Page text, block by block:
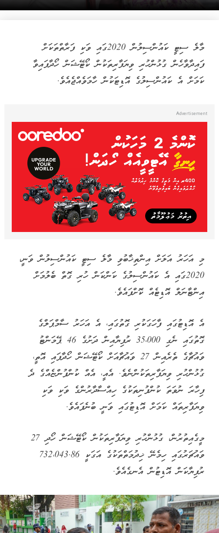
މާލެ ސިޓީ ކައުންސިލުން 2020ގައި ވަކި ފަރާތްތަކަށް
ފައިދާވާހެން ގުޅުންހުރި ވިޔަފާރިތަކުން ކޯޓޭޝަން ހޯދާފައިވާ
ކަމަށް އެ ކައުންސިލުގެ އޮޑިޓަކުން ހާމަވެއްޖެއެވެ.
މި އަހަރު އަލަށް އިންތިޚާބުވި މާލެ ސިޓީ ކައުންސިލުން ވަނީ،
2020ގައި އެ ކައުންސިލުގެ ކަންކަން ހުރި ގޮތް ބެލުމަށް
އިންޓާނަލް އޮޑިޓެއް ކޮށްފައެވެ.
އެ އޮޑިޓުގައި ފާހަގަކުރި ގޮތުގައި، އެ އަހަރު ސާމްޕަލްގެ
ގޮތުގައި ނެގި 35،000 ރުފިޔާއިން ދަށުގެ 46 ޕޭމަންޓު
ވައުޗާގެ ތެރެއިން 27 ވައުޗާއަށް ކޯޓޭޝަން ހޯދާފައި އޮތީ،
ގުޅުންހުރި ވިޔަފާރިތަކުންނެވެ. އެއީ، އެއް ކުންފުންޏެއްގެ ދެ
ފިހާރަ ނުވަތަ ކުންފުނިތަކުގެ ހިއްސާދާރުންގެ ވަކި ވަކި
ވިޔަފާރިތައް ކަމަށް އޮޑިޓުގައި ވަނީ ބުނެފައެވެ.
މީގެއިތުރުން، ގުޅުންހުރި ވިޔަފާރިތަކުން ކޯޓޭޝަން ހޯދި 27
ވައުޗަރުގައި ހިމެނޭ ޚިދުމަތްތަކުގެ އަގަކީ 732،043.86
ރުފިޔާކަން އޮޑިޓުން އެނގެއެވެ.